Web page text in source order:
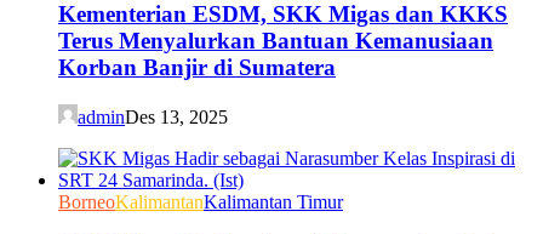
Kementerian ESDM, SKK Migas dan KKKS
Terus Menyalurkan Bantuan Kemanusiaan
Korban Banjir di Sumatera
adminDes 13, 2025
BorneoKalimantanKalimantan Timur